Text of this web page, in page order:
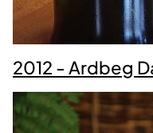
2012 - Ardbeg